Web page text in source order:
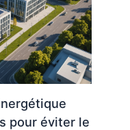
pour éviter le